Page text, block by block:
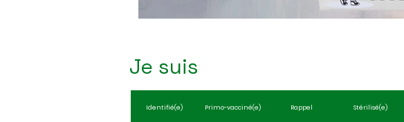
Je suis
Identifié(e) Primo-vacciné(e) Rappel Stérilisé(e)